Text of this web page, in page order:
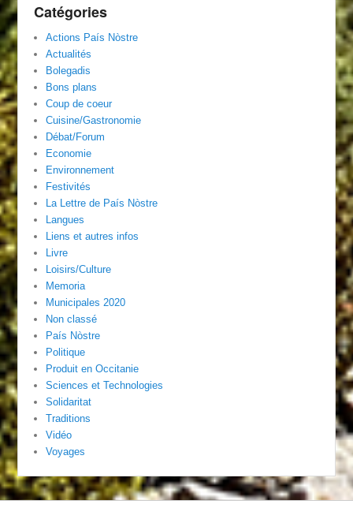
Catégories
Actions País Nòstre
Actualités
Bolegadis
Bons plans
Coup de coeur
Cuisine/Gastronomie
Débat/Forum
Economie
Environnement
Festivités
La Lettre de País Nòstre
Langues
Liens et autres infos
Livre
Loisirs/Culture
Memoria
Municipales 2020
Non classé
País Nòstre
Politique
Produit en Occitanie
Sciences et Technologies
Solidaritat
Traditions
Vidéo
Voyages